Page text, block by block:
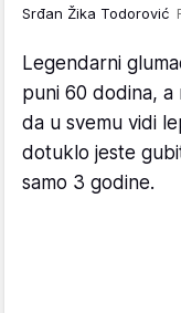
Srđan Žika Todorović
Legendarni
puni 60 dodina, a
da u svemu vidi
dotuklo jeste
samo 3 godine.